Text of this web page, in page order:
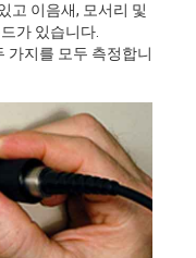
고 이음새, 모서리 및
가 있습니다.
가지를 모두 측정합니